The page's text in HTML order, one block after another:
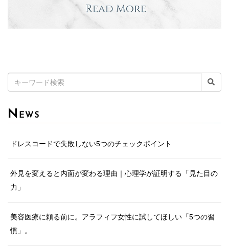
索:
N EWS
ドレスコードで失敗しない5つのチェックポイント
外見を変えると内面が変わる理由｜心理学が証明する「見た目の
力」
美容医療に頼る前に。アラフィフ女性に試してほしい「5つの習
慣」。